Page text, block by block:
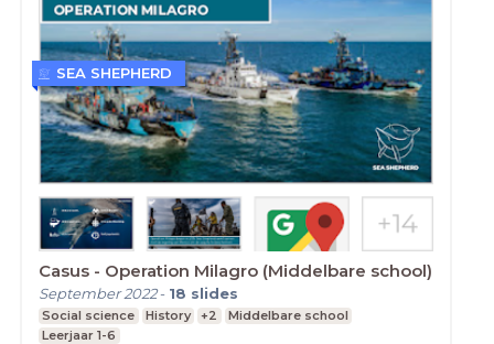
Casus - Operation Milagro (Middelbare school)
September 2022- 18 slides
Social science History +2
Middelbare school
Leerjaar 1-6
SEA SHEPHERD